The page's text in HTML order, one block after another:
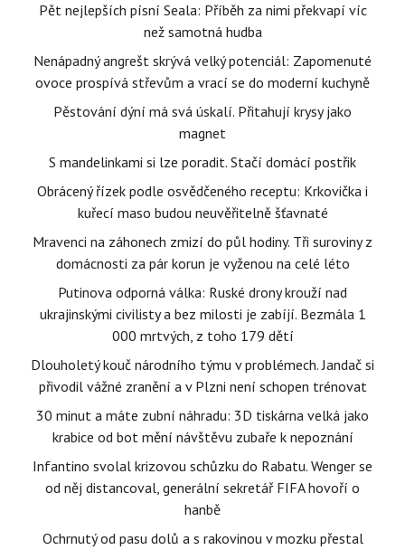
Pět nejlepších písní Seala: Příběh za nimi překvapí víc
než samotná hudba
Nenápadný angrešt skrývá velký potenciál: Zapomenuté
ovoce prospívá střevům a vrací se do moderní kuchyně
Pěstování dýní má svá úskalí. Přitahují krysy jako
magnet
S mandelinkami si lze poradit. Stačí domácí postřik
Obrácený řízek podle osvědčeného receptu: Krkovička i
kuřecí maso budou neuvěřitelně šťavnaté
Mravenci na záhonech zmizí do půl hodiny. Tři suroviny z
domácnosti za pár korun je vyženou na celé léto
Putinova odporná válka: Ruské drony krouží nad
ukrajinskými civilisty a bez milosti je zabíjí. Bezmála 1
000 mrtvých, z toho 179 dětí
Dlouholetý kouč národního týmu v problémech. Jandač si
přivodil vážné zranění a v Plzni není schopen trénovat
30 minut a máte zubní náhradu: 3D tiskárna velká jako
krabice od bot mění návštěvu zubaře k nepoznání
Infantino svolal krizovou schůzku do Rabatu. Wenger se
od něj distancoval, generální sekretář FIFA hovoří o
hanbě
Ochrnutý od pasu dolů a s rakovinou v mozku přestal